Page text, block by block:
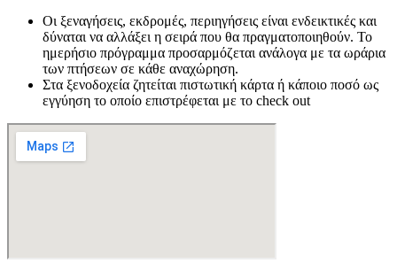
Οι ξεναγήσεις, εκδρομές, περιηγήσεις είναι ενδεικτικές και
δύναται να αλλάξει η σειρά που θα πραγματοποιηθούν. Το
ημερήσιο πρόγραμμα προσαρμόζεται ανάλογα με τα ωράρια
των πτήσεων σε κάθε αναχώρηση.
Στα ξενοδοχεία ζητείται πιστωτική κάρτα ή κάποιο ποσό ως
εγγύηση το οποίο επιστρέφεται με το check out